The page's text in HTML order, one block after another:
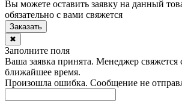
Вы можете оставить заявку на данный
обязательно с вами свяжется
Заказать
✖
Заполните поля
Ваша заявка принята. Менеджер свяжется
ближайшее время.
Произошла ошибка. Сообщение не